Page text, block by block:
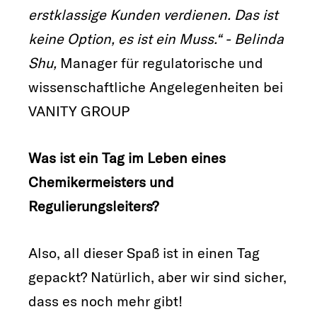
erstklassige Kunden verdienen. Das ist
keine Option, es ist ein Muss.“ - Belinda
Shu, Manager für regulatorische und
wissenschaftliche Angelegenheiten bei
VANITY GROUP
Was ist ein Tag im Leben eines
Chemikermeisters und
Regulierungsleiters?
Also, all dieser Spaß ist in einen Tag
gepackt? Natürlich, aber wir sind sicher,
dass es noch mehr gibt!